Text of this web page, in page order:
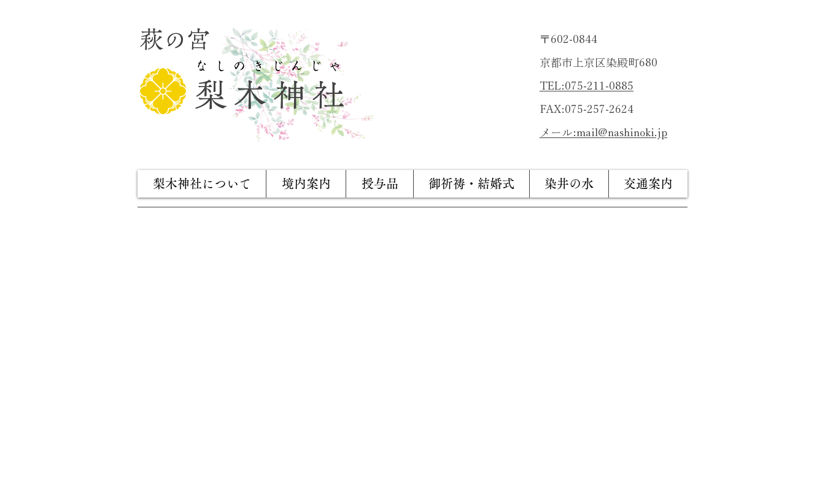
​なしのきじんじゃ​
梨木神社
萩の宮 〒602-0844
京都市上京区染殿町680
TEL:075-211-0885
FAX:075-257-2624
メール:mail@nashinoki.jp
梨木神社について 境内案内 授与品 御祈祷・結婚式 染井の水 交通案内